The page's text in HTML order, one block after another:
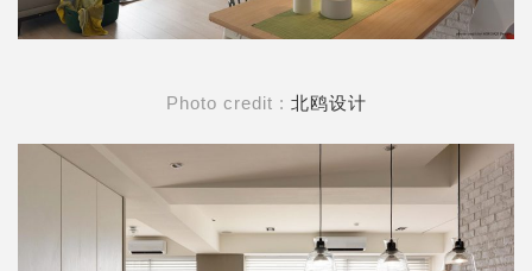
Photo credit : 北鸥设计